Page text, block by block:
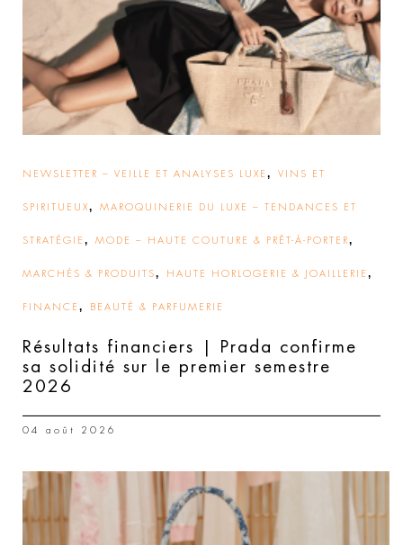
NEWSLETTER – VEILLE ET ANALYSES LUXE , VINS ET
SPIRITUEUX, MAROQUINERIE DU LUXE – TENDANCES ET
STRATÉGIE , MODE – HAUTE COUTURE & PRÊT-À-PORTER,
MARCHÉS & PRODUITS, HAUTE HORLOGERIE & JOAILLERIE ,
FINANCE , BEAUTÉ & PARFUMERIE
Résultats financiers | Prada confirme
sa solidité sur le premier semestre
2026
04 août 2026